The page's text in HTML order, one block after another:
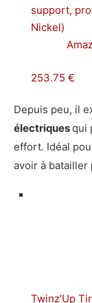
support,
Nickel)
253.75 €
Depuis peu, il
électriquesqui
effort. Idéal
avoir à
Twinz’Up